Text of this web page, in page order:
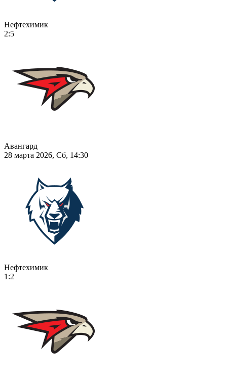
Нефтехимик
2:5
Авангард
28 марта 2026, Сб, 14:30
Нефтехимик
1:2